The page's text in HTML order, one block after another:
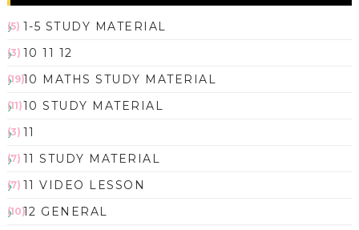
1-5 STUDY MATERIAL
(5)
10 11 12
(3)
10 MATHS STUDY MATERIAL
(19)
10 STUDY MATERIAL
(11)
11
(3)
11 STUDY MATERIAL
(7)
11 VIDEO LESSON
(7)
12 GENERAL
(10)